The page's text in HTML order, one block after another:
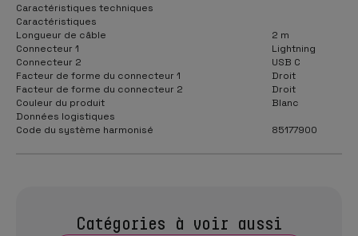
Caractéristiques techniques
Caractéristiques
Longueur de câble
2 m
Connecteur 1
Lightning
Connecteur 2
USB C
Facteur de forme du connecteur 1
Droit
Facteur de forme du connecteur 2
Droit
Couleur du produit
Blanc
Données logistiques
Code du système harmonisé
85177900
Catégories à voir aussi